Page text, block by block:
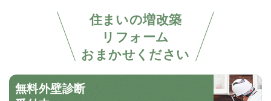
住まいの増改築
リフォーム
おまかせください
無料外壁診断